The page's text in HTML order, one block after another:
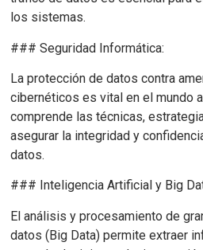
los sistemas.
### Seguridad Informática:
La protección de datos contra
cibernéticos es vital en el mundo
comprende las técnicas,
asegurar la integridad y
datos.
### Inteligencia Artificial y Big
El análisis y procesamiento de
datos (Big Data) permite extraer